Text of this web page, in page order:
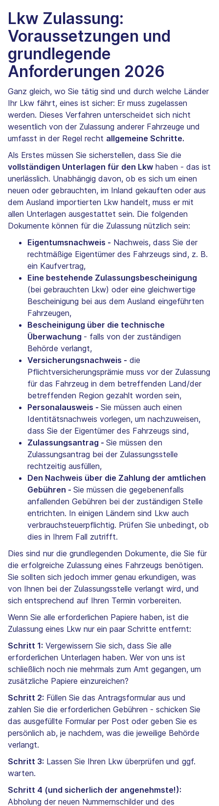
Lkw Zulassung:
Voraussetzungen und
grundlegende
Anforderungen 2026
Ganz gleich, wo Sie tätig sind und durch welche Länder
Ihr Lkw fährt, eines ist sicher: Er muss zugelassen
werden. Dieses Verfahren unterscheidet sich nicht
wesentlich von der Zulassung anderer Fahrzeuge und
umfasst in der Regel recht allgemeine Schritte.
Als Erstes müssen Sie sicherstellen, dass Sie die
vollständigen Unterlagen für den Lkw haben - das ist
unerlässlich. Unabhängig davon, ob es sich um einen
neuen oder gebrauchten, im Inland gekauften oder aus
dem Ausland importierten Lkw handelt, muss er mit
allen Unterlagen ausgestattet sein. Die folgenden
Dokumente können für die Zulassung nützlich sein:
Eigentumsnachweis - Nachweis, dass Sie der
rechtmäßige Eigentümer des Fahrzeugs sind, z. B.
ein Kaufvertrag,
Eine bestehende Zulassungsbescheinigung
(bei gebrauchten Lkw) oder eine gleichwertige
Bescheinigung bei aus dem Ausland eingeführten
Fahrzeugen,
Bescheinigung über die technische
Überwachung - falls von der zuständigen
Behörde verlangt,
Versicherungsnachweis - die
Pflichtversicherungsprämie muss vor der Zulassung
für das Fahrzeug in dem betreffenden Land/der
betreffenden Region gezahlt worden sein,
Personalausweis - Sie müssen auch einen
Identitätsnachweis vorlegen, um nachzuweisen,
dass Sie der Eigentümer des Fahrzeugs sind,
Zulassungsantrag - Sie müssen den
Zulassungsantrag bei der Zulassungsstelle
rechtzeitig ausfüllen,
Den Nachweis über die Zahlung der amtlichen
Gebühren - Sie müssen die gegebenenfalls
anfallenden Gebühren bei der zuständigen Stelle
entrichten. In einigen Ländern sind Lkw auch
verbrauchsteuerpflichtig. Prüfen Sie unbedingt, ob
dies in Ihrem Fall zutrifft.
Dies sind nur die grundlegenden Dokumente, die Sie für
die erfolgreiche Zulassung eines Fahrzeugs benötigen.
Sie sollten sich jedoch immer genau erkundigen, was
von Ihnen bei der Zulassungsstelle verlangt wird, und
sich entsprechend auf Ihren Termin vorbereiten.
Wenn Sie alle erforderlichen Papiere haben, ist die
Zulassung eines Lkw nur ein paar Schritte entfernt:
Schritt 1: Vergewissern Sie sich, dass Sie alle
erforderlichen Unterlagen haben. Wer von uns ist
schließlich noch nie mehrmals zum Amt gegangen, um
zusätzliche Papiere einzureichen?
Schritt 2: Füllen Sie das Antragsformular aus und
zahlen Sie die erforderlichen Gebühren - schicken Sie
das ausgefüllte Formular per Post oder geben Sie es
persönlich ab, je nachdem, was die jeweilige Behörde
verlangt.
Schritt 3: Lassen Sie Ihren Lkw überprüfen und ggf.
warten.
Schritt 4 (und sicherlich der angenehmste!):
Abholung der neuen Nummernschilder und des